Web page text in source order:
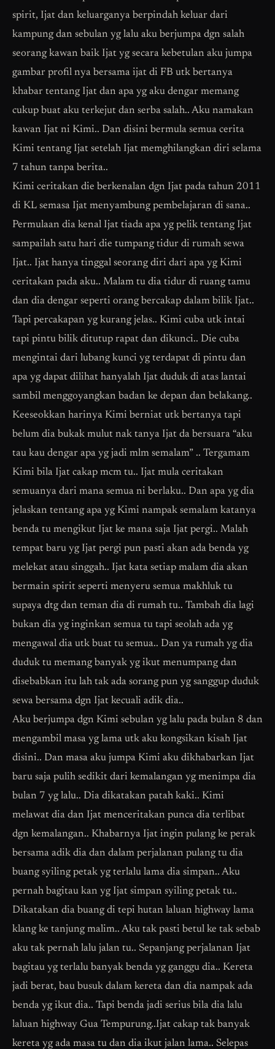
spirit, Ijat dan keluarganya berpindah keluar dari
kampung dan sebulan yg lalu aku berjumpa dgn salah
seorang kawan baik Ijat yg secara kebetulan aku jumpa
gambar profil nya bersama ijat di FB utk bertanya
khabar tentang Ijat dan apa yg aku dengar memang
cukup buat aku terkejut dan serba salah.. Aku namakan
kawan Ijat ni Kimi.. Dan disini bermula semua cerita
Kimi tentang Ijat setelah Ijat memghilangkan diri selama
7 tahun tanpa berita..
Kimi ceritakan die berkenalan dgn Ijat pada tahun 2011
di KL semasa Ijat menyambung pembelajaran di sana..
Permulaan dia kenal Ijat tiada apa yg pelik tentang Ijat
sampailah satu hari die tumpang tidur di rumah sewa
Ijat.. Ijat hanya tinggal seorang diri dari apa yg Kimi
ceritakan pada aku.. Malam tu dia tidur di ruang tamu
dan dia dengar seperti orang bercakap dalam bilik Ijat..
Tapi percakapan yg kurang jelas.. Kimi cuba utk intai
tapi pintu bilik ditutup rapat dan dikunci.. Die cuba
mengintai dari lubang kunci yg terdapat di pintu dan
apa yg dapat dilihat hanyalah Ijat duduk di atas lantai
sambil menggoyangkan badan ke depan dan belakang..
Keeseokkan harinya Kimi berniat utk bertanya tapi
belum dia bukak mulut nak tanya Ijat da bersuara “aku
tau kau dengar apa yg jadi mlm semalam” .. Tergamam
Kimi bila Ijat cakap mcm tu.. Ijat mula ceritakan
semuanya dari mana semua ni berlaku.. Dan apa yg dia
jelaskan tentang apa yg Kimi nampak semalam katanya
benda tu mengikut Ijat ke mana saja Ijat pergi.. Malah
tempat baru yg Ijat pergi pun pasti akan ada benda yg
melekat atau singgah.. Ijat kata setiap malam dia akan
bermain spirit seperti menyeru semua makhluk tu
supaya dtg dan teman dia di rumah tu.. Tambah dia lagi
bukan dia yg inginkan semua tu tapi seolah ada yg
mengawal dia utk buat tu semua.. Dan ya rumah yg dia
duduk tu memang banyak yg ikut menumpang dan
disebabkan itu lah tak ada sorang pun yg sanggup duduk
sewa bersama dgn Ijat kecuali adik dia..
Aku berjumpa dgn Kimi sebulan yg lalu pada bulan 8 dan
mengambil masa yg lama utk aku kongsikan kisah Ijat
disini.. Dan masa aku jumpa Kimi aku dikhabarkan Ijat
baru saja pulih sedikit dari kemalangan yg menimpa dia
bulan 7 yg lalu.. Dia dikatakan patah kaki.. Kimi
melawat dia dan Ijat menceritakan punca dia terlibat
dgn kemalangan.. Khabarnya Ijat ingin pulang ke perak
bersama adik dia dan dalam perjalanan pulang tu dia
buang syiling petak yg terlalu lama dia simpan.. Aku
pernah bagitau kan yg Ijat simpan syiling petak tu..
Dikatakan dia buang di tepi hutan laluan highway lama
klang ke tanjung malim.. Aku tak pasti betul ke tak sebab
aku tak pernah lalu jalan tu.. Sepanjang perjalanan Ijat
bagitau yg terlalu banyak benda yg ganggu dia.. Kereta
jadi berat, bau busuk dalam kereta dan dia nampak ada
benda yg ikut dia.. Tapi benda jadi serius bila dia lalu
laluan highway Gua Tempurung..Ijat cakap tak banyak
kereta yg ada masa tu dan dia ikut jalan lama.. Selepas